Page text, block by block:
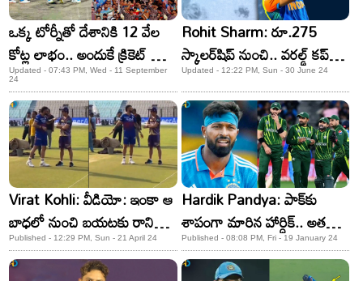
ఒక్క టోర్నీతో దేశానికి 12 వేల
కోట్ల లాభం.. అందుకే క్రికెట్ మన
ఊపిరి అనేది!
Updated - 07:43 PM, Wed - 11 September
24
Rohit Sharm: రూ.275
స్కాలర్‌షిప్‌ నుంచి.. వరల్డ్‌ కప్‌
గెలిచిన కెప్టెన్‌! ఇదీ రోహిత్‌ సక్సెస్‌
Updated - 12:22 PM, Sun - 30 June 24
Virat Kohli: వీడియో: ఇంకా ఆ
బాధలో నుంచి బయటకు రాని
కోహ్లీ.. గంభీర్​తో షేర్ చేసుకొని..!
Published - 12:29 PM, Sun - 21 April 24
Hardik Pandya: పాక్​కు
శాపంగా మారిన హార్దిక్.. అతడి
వల్లే వరుస ఓటములు!
Published - 08:08 PM, Fri - 19 January 24